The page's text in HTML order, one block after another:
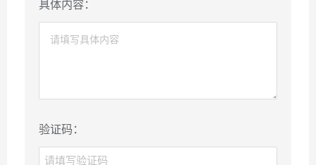
具体内容：
验证码：